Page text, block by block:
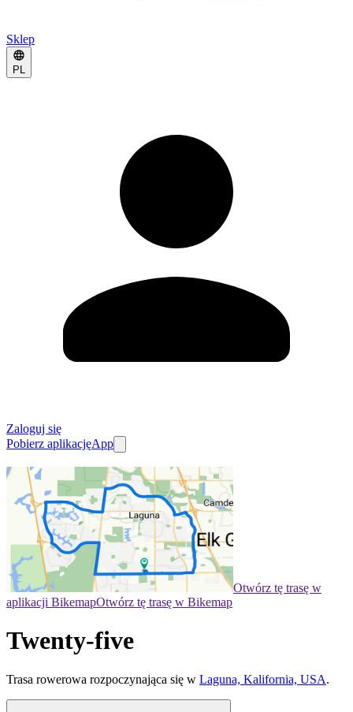
Sklep
PL
Zaloguj się
Pobierz aplikacjęApp
Otwórz tę trasę w
aplikacji BikemapOtwórz tę trasę w Bikemap
Twenty-five
Trasa rowerowa rozpoczynająca się w Laguna, Kalifornia, USA.